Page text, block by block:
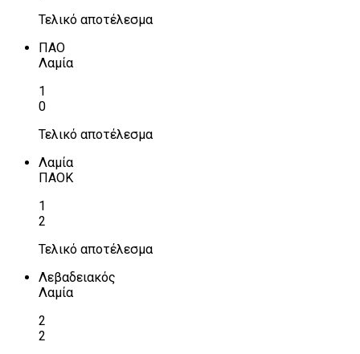
Τελικό αποτέλεσμα
ΠΑΟ
Λαμία
1
0
Τελικό αποτέλεσμα
Λαμία
ΠΑΟΚ
1
2
Τελικό αποτέλεσμα
Λεβαδειακός
Λαμία
2
2